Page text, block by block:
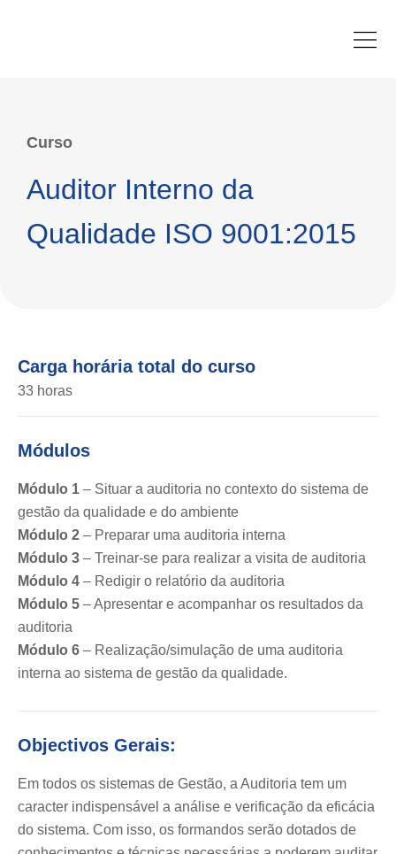
Curso
Auditor Interno da
Qualidade ISO 9001:2015
Carga horária total do curso
33 horas
Módulos
Módulo 1 – Situar a auditoria no contexto do sistema de
gestão da qualidade e do ambiente
Módulo 2 – Preparar uma auditoria interna
Módulo 3 – Treinar-se para realizar a visita de auditoria
Módulo 4 – Redigir o relatório da auditoria
Módulo 5 – Apresentar e acompanhar os resultados da
auditoria
Módulo 6 – Realização/simulação de uma auditoria
interna ao sistema de gestão da qualidade.
Objectivos Gerais:
Em todos os sistemas de Gestão, a Auditoria tem um
caracter indispensável a análise e verificação da eficácia
do sistema. Com isso, os formandos serão dotados de